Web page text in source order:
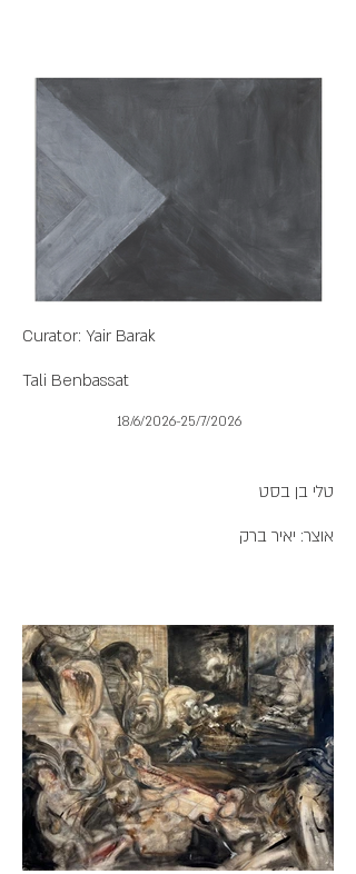
לא בצלו
Curator: Yair Barak
Tali Benbassat
18/6/2026-25/7/2026
טלי בן בסט
אוצר: יאיר ברק
ריקוד
המניאדות